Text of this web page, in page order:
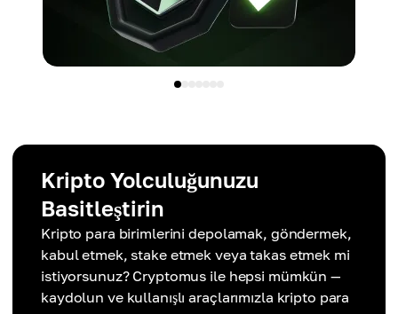
Kripto Yolculuğunuzu
Basitleştirin
Kripto para birimlerini depolamak, göndermek,
kabul etmek, stake etmek veya takas etmek mi
istiyorsunuz? Cryptomus ile hepsi mümkün —
kaydolun ve kullanışlı araçlarımızla kripto para